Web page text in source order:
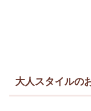
大人スタイルの